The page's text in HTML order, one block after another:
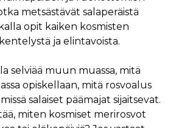
metsästävät salaperäistä
opit kaiken kosmisten
ja elintavoista.
selviää muun muassa, mitä
opiskellaan, mitä rosvoalus
salaiset päämajat sijaitsevat.
miten kosmiset merirosvot